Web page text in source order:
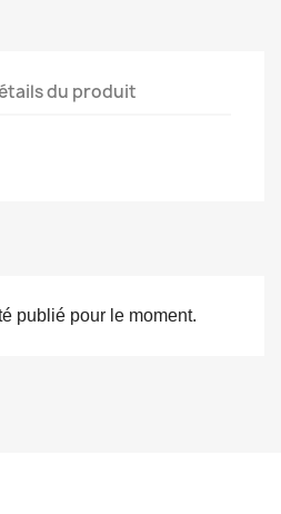
du produit
publié pour le moment.